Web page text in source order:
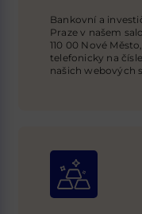
Bankovní a
Praze v našem
110 00 Nové
telefonicky na čísle
našich webových